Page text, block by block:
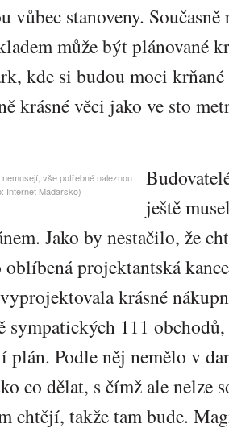
vůbec stanoveny.
může být plánované
kde si budou moci
krásné věci jako ve sto
vše potřebné naleznou
Internet Maďarsko)
ještě
Jako by nestačilo, že
oblíbená projektantská
krásné
sympatických 111
plán. Podle něj nemělo v
co dělat, s čímž ale nelze
chtějí, takže tam bude.